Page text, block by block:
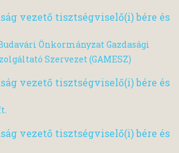
vezető tisztségviselő(i) bére és
Önkormányzat Gazdasági
Szervezet (GAMESZ)
vezető tisztségviselő(i) bére és
vezető tisztségviselő(i) bére és